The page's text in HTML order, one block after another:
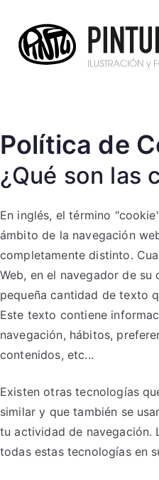
contenido
Política de
¿Qué son las
En inglés, el término
ámbito de la navegación
completamente distinto.
Web, en el navegador de su
pequeña cantidad de texto
Este texto contiene
navegación, hábitos,
contenidos, etc...
Existen otras tecnologías
similar y que también se
tu actividad de navegación.
todas estas tecnologías en